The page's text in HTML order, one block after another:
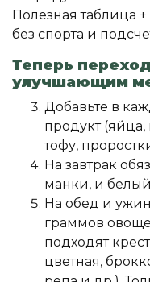
Теперь
улучшающим
Добавьте в
продукт (яйца,
тофу,
На завтрак
манки, и
На обед и
граммов
подходят
цветная,